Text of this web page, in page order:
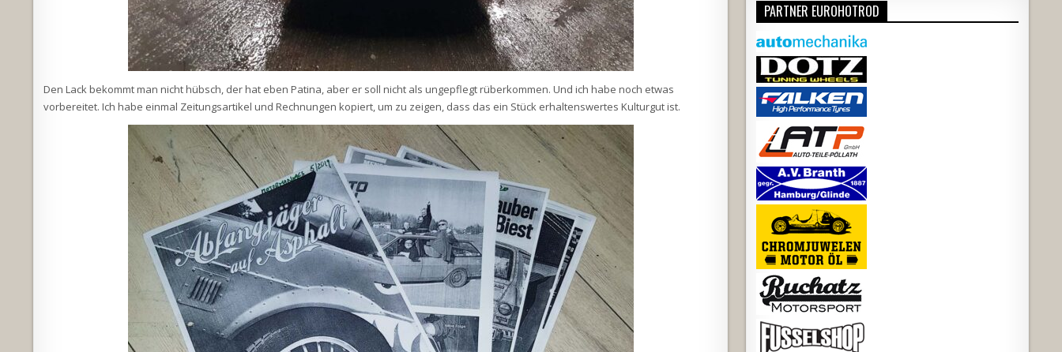
Den Lack bekommt man nicht hübsch, der hat eben Patina, aber er soll nicht als ungepflegt rüberkommen. Und ich habe noch etwas
vorbereitet. Ich habe einmal Zeitungsartikel und Rechnungen kopiert, um zu zeigen, dass das ein Stück erhaltenswertes Kulturgut ist.
PARTNER EUROHOTROD